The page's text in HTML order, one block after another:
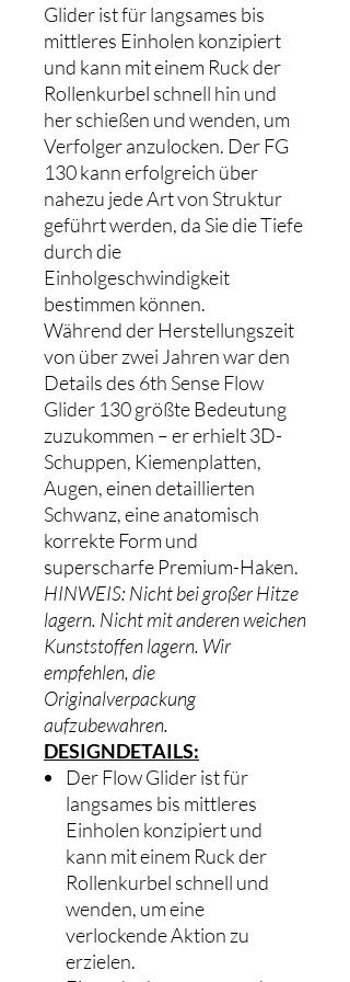
Glider ist für langsames bis
mittleres Einholen konzipiert
und kann mit einem Ruck der
Rollenkurbel schnell hin und
her schießen und wenden, um
Verfolger anzulocken. Der FG
130 kann erfolgreich über
nahezu jede Art von Struktur
geführt werden, da Sie die Tiefe
durch die
Einholgeschwindigkeit
bestimmen können.
Während der Herstellungszeit
von über zwei Jahren war den
Details des 6th Sense Flow
Glider 130 größte Bedeutung
zuzukommen – er erhielt 3D-
Schuppen, Kiemenplatten,
Augen, einen detaillierten
Schwanz, eine anatomisch
korrekte Form und
superscharfe Premium-Haken.
HINWEIS: Nicht bei großer Hitze
lagern. Nicht mit anderen weichen
Kunststoffen lagern. Wir
empfehlen, die
Originalverpackung
aufzubewahren.
DESIGNDETAILS:
Der Flow Glider ist für
langsames bis mittleres
Einholen konzipiert und
kann mit einem Ruck der
Rollenkurbel schnell und
wenden, um eine
verlockende Aktion zu
erzielen.